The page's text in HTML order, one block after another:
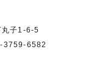
子1-6-5
3759-6582